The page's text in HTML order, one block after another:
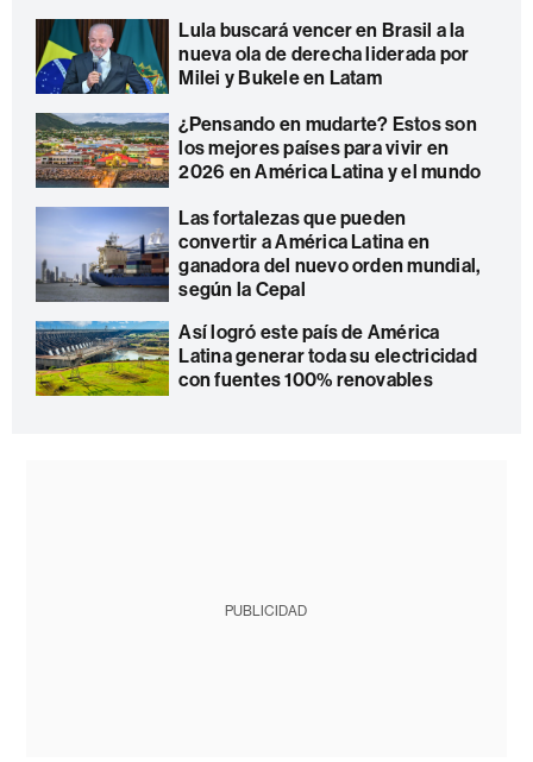
Lula buscará vencer en Brasil a la
nueva ola de derecha liderada por
Milei y Bukele en Latam
¿Pensando en mudarte? Estos son
los mejores países para vivir en
2026 en América Latina y el mundo
Las fortalezas que pueden
convertir a América Latina en
ganadora del nuevo orden mundial,
según la Cepal
Así logró este país de América
Latina generar toda su electricidad
con fuentes 100% renovables
PUBLICIDAD